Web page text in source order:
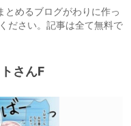
とめるブログがわりに作っ
ださい。記事は全て無料で
さんF